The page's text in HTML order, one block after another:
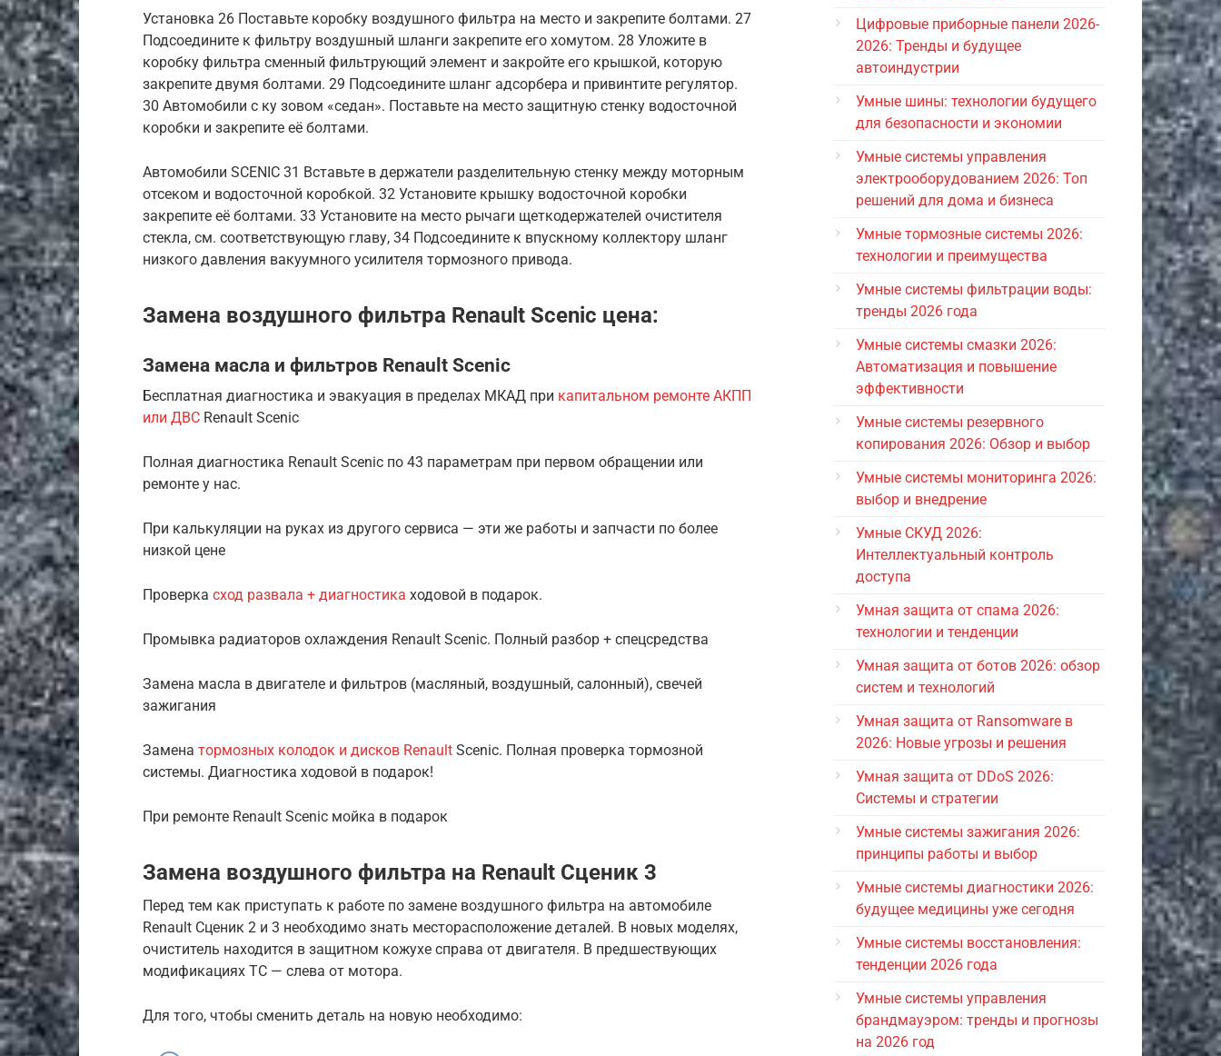
Установка 26 Поставьте коробку воздушного фильтра на место и закрепите болтами. 27
Подсоедините к фильтру воздушный шланги закрепите его хомутом. 28 Уложите в
коробку фильтра сменный фильтрующий элемент и закройте его крышкой, которую
закрепите двумя болтами. 29 Подсоедините шланг адсорбера и привинтите регулятор.
30 Автомобили с ку зовом «седан». Поставьте на место защитную стенку водосточной
коробки и закрепите её болтами.
Автомобили SCENIC 31 Вставьте в держатели разделительную стенку между моторным
отсеком и водосточной коробкой. 32 Установите крышку водосточной коробки
закрепите её болтами. 33 Установите на место рычаги щеткодержателей очистителя
стекла, см. соответствующую главу, 34 Подсоедините к впускному коллектору шланг
низкого давления вакуумного усилителя тормозного привода.
Замена воздушного фильтра Renault Scenic цена:
Замена масла и фильтров Renault Scenic
Бесплатная диагностика и эвакуация в пределах МКАД при капитальном ремонте АКПП
или ДВС Renault Scenic
Полная диагностика Renault Scenic по 43 параметрам при первом обращении или
ремонте у нас.
При калькуляции на руках из другого сервиса — эти же работы и запчасти по более
низкой цене
Проверка сход развала + диагностика ходовой в подарок.
Промывка радиаторов охлаждения Renault Scenic. Полный разбор + спецсредства
Замена масла в двигателе и фильтров (масляный, воздушный, салонный), свечей
зажигания
Замена тормозных колодок и дисков Renault Scenic. Полная проверка тормозной
системы. Диагностика ходовой в подарок!
При ремонте Renault Scenic мойка в подарок
Замена воздушного фильтра на Renault Сценик 3
Перед тем как приступать к работе по замене воздушного фильтра на автомобиле
Renault Сценик 2 и 3 необходимо знать месторасположение деталей. В новых моделях,
очиститель находится в защитном кожухе справа от двигателя. В предшествующих
модификациях ТС — слева от мотора.
Для того, чтобы сменить деталь на новую необходимо:
Цифровые приборные панели 2026-
2026: Тренды и будущее
автоиндустрии
Умные шины: технологии будущего
для безопасности и экономии
Умные системы управления
электрооборудованием 2026: Топ
решений для дома и бизнеса
Умные тормозные системы 2026:
технологии и преимущества
Умные системы фильтрации воды:
тренды 2026 года
Умные системы смазки 2026:
Автоматизация и повышение
эффективности
Умные системы резервного
копирования 2026: Обзор и выбор
Умные системы мониторинга 2026:
выбор и внедрение
Умные СКУД 2026:
Интеллектуальный контроль
доступа
Умная защита от спама 2026:
технологии и тенденции
Умная защита от ботов 2026: обзор
систем и технологий
Умная защита от Ransomware в
2026: Новые угрозы и решения
Умная защита от DDoS 2026:
Системы и стратегии
Умные системы зажигания 2026:
принципы работы и выбор
Умные системы диагностики 2026:
будущее медицины уже сегодня
Умные системы восстановления:
тенденции 2026 года
Умные системы управления
брандмауэром: тренды и прогнозы
на 2026 год